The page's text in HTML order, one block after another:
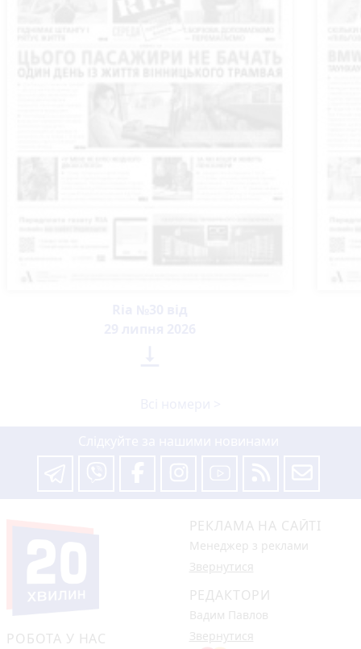
РОБОТА У НАС
РЕКЛАМА НА САЙТІ
Менеджер з реклами
Звернутися
РЕДАКТОРИ
Вадим Павлов
Звернутися